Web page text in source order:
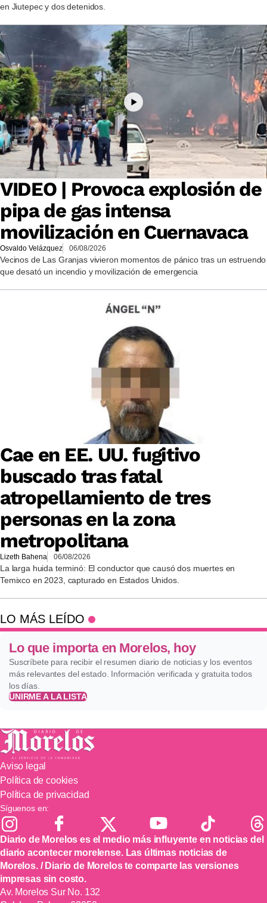
en Jiutepec y dos detenidos.
VIDEO | Provoca explosión de
pipa de gas intensa
movilización en Cuernavaca
Osvaldo Velázquez 06/08/2026
Vecinos de Las Granjas vivieron momentos de pánico tras un estruendo
que desató un incendio y movilización de emergencia
Cae en EE. UU. fugitivo
buscado tras fatal
atropellamiento de tres
personas en la zona
metropolitana
Lizeth Bahena 06/08/2026
La larga huida terminó: El conductor que causó dos muertes en
Temixco en 2023, capturado en Estados Unidos.
LO MÁS LEÍDO
Lo que importa en Morelos, hoy
Suscríbete para recibir el resumen diario de noticias y los eventos
más relevantes del estado. Información verificada y gratuita todos
los días.
UNIRME A LA LISTA
Aviso legal
Política de cookies
Política de privacidad
Síguenos en:
Diario de Morelos es el medio más influyente en noticias del
diario acontecer morelense. Las últimas noticias de
Morelos. / Diario de Morelos te comparte las versiones
impresas sin costo.
Av. Morelos Sur No. 132